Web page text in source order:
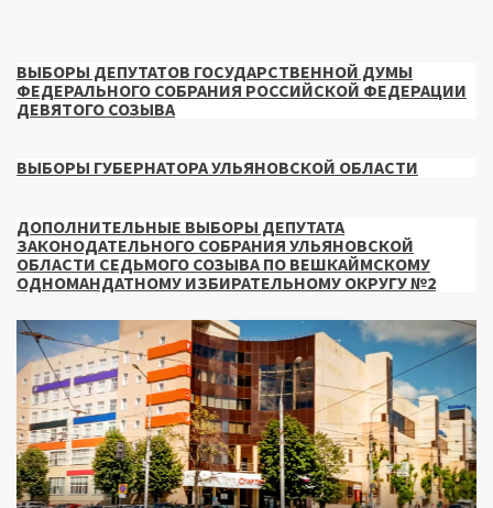
ВЫБОРЫ ДЕПУТАТОВ ГОСУДАРСТВЕННОЙ ДУМЫ
ФЕДЕРАЛЬНОГО СОБРАНИЯ РОССИЙСКОЙ ФЕДЕРАЦИИ
ДЕВЯТОГО СОЗЫВА
ВЫБОРЫ ГУБЕРНАТОРА УЛЬЯНОВСКОЙ ОБЛАСТИ
ДОПОЛНИТЕЛЬНЫЕ ВЫБОРЫ ДЕПУТАТА
ЗАКОНОДАТЕЛЬНОГО СОБРАНИЯ УЛЬЯНОВСКОЙ
ОБЛАСТИ СЕДЬМОГО СОЗЫВА ПО ВЕШКАЙМСКОМУ
ОДНОМАНДАТНОМУ ИЗБИРАТЕЛЬНОМУ ОКРУГУ №2